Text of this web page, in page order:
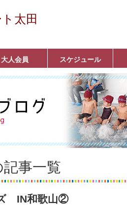
太田
大人会員
きコース
アスロン
トネス
内
スケジュール
事一覧
IN和歌山②